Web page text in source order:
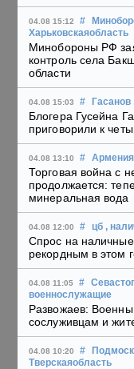
04.08 15:12 #
Харьковскаяобласть
Минобороны РФ
контроль села
области
04.08 15:03 # Гасанов
Блогера Гусейна
приговорили к
04.08 13:10 # Армения
Торговая война с
продолжается:
минеральная вода
04.08 12:00 # цб ,
Спрос на
рекордным в этом
04.08 11:05 #
военнослужащие
Развожаев:
сослуживцам и
04.08 10:20 #
Тверскаяобласть